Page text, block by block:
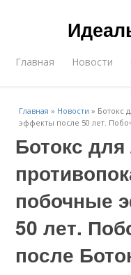
Главная Новости
Главная » Новости » Ботокс
эффекты после 50 лет.
Ботокс
побочные
50 лет.
после